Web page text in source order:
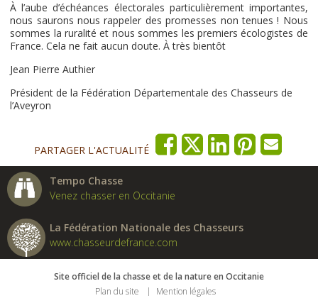
À l’aube d’échéances électorales particulièrement importantes,
nous saurons nous rappeler des promesses non tenues ! Nous
sommes la ruralité et nous sommes les premiers écologistes de
France. Cela ne fait aucun doute. À très bientôt
Jean Pierre Authier
Président de la Fédération Départementale des Chasseurs de
l’Aveyron
PARTAGER L'ACTUALITÉ
Tempo Chasse
Venez chasser en Occitanie
La Fédération Nationale des Chasseurs
www.chasseurdefrance.com
Site officiel de la chasse et de la nature en Occitanie
Plan du site
Mention légales